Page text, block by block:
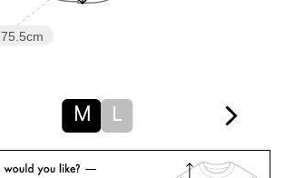
対象商品
対象外商品 裾上げについて
トップス | シャツ / ブラウス
75.5cm
M L